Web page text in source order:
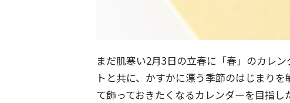
まだ肌寒い2月3日の立春に「春」のカレ
トと共に、かすかに漂う季節のはじまり
て飾っておきたくなるカレンダーを目指し